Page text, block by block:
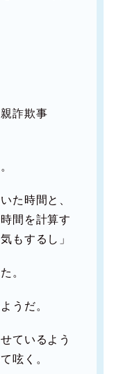
詐欺事
た時間と、
間を計算す
もするし」
。
うだ。
ているよう
呟く。